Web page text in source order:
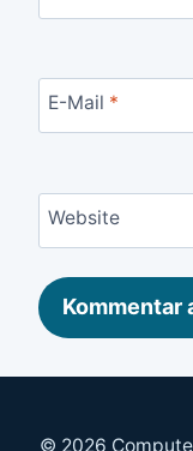
E-Mail *
Website
© 2026